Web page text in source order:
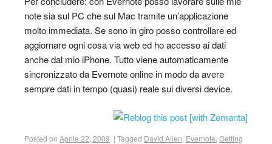
note sia sul PC che sul Mac tramite un’applicazione
molto immediata. Se sono in giro posso controllare ed
aggiornare ogni cosa via web ed ho accesso ai dati
anche dal mio iPhone. Tutto viene automaticamente
sincronizzato da Evernote online in modo da avere
sempre dati in tempo (quasi) reale sui diversi device.
Posted on Aprile 22, 2009 | Tagged David Allen Evernote Getting